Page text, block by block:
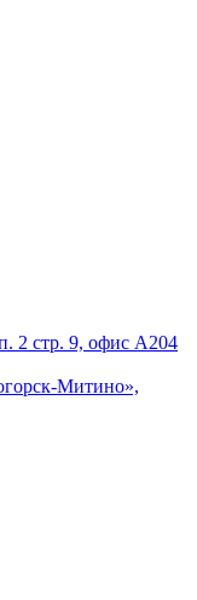
2 стр. 9, офис А204
Митино»,